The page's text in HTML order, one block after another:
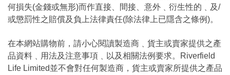
何損失(金錢或無形)而作直接、間接、意外﹑衍生性的﹑及/
或懲罰性之賠償及負上法律責任(除法律上已隱含之條例)。
在本網站購物前，請小心閱讀製造商﹑貨主或賣家提供之產
品資料﹑用法及注意事項﹑以及相關法例要求。Riverfield
Life Limited並不會對任何製造商，貨主或賣家所提供之產品